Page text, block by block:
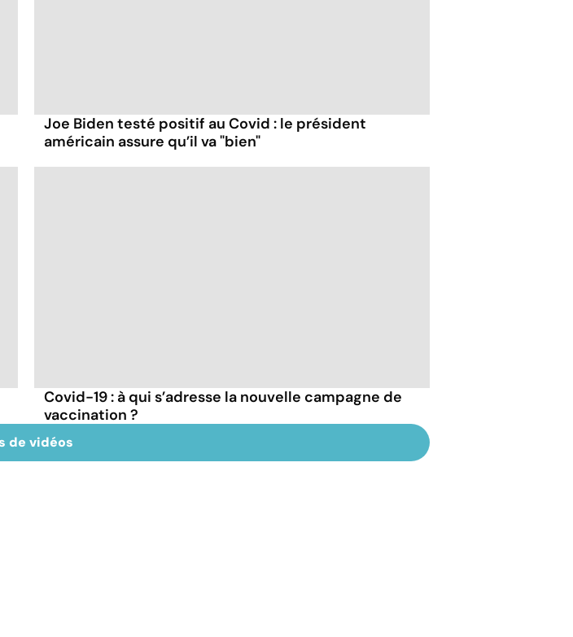
Joe Biden testé positif au Covid : le président
américain assure qu’il va "bien"
Covid-19 : à qui s’adresse la nouvelle campagne de
vaccination ?
de vidéos